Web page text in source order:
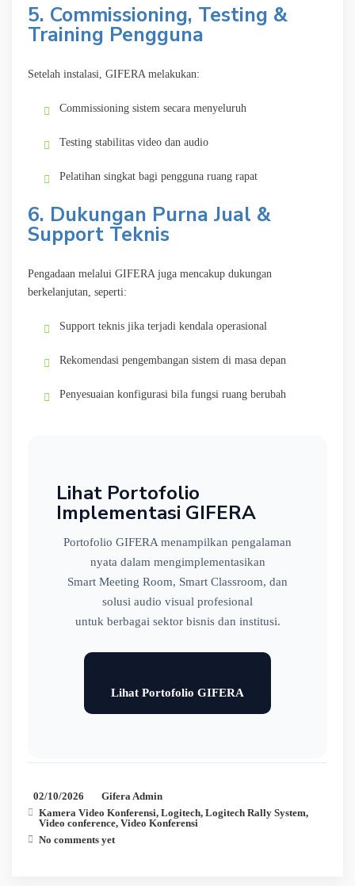
5. Commissioning, Testing &
Training Pengguna
Setelah instalasi, GIFERA melakukan:
Commissioning sistem secara menyeluruh
Testing stabilitas video dan audio
Pelatihan singkat bagi pengguna ruang rapat
6. Dukungan Purna Jual &
Support Teknis
Pengadaan melalui GIFERA juga mencakup dukungan
berkelanjutan, seperti:
Support teknis jika terjadi kendala operasional
Rekomendasi pengembangan sistem di masa depan
Penyesuaian konfigurasi bila fungsi ruang berubah
Lihat Portofolio
Implementasi GIFERA
Portofolio GIFERA menampilkan pengalaman
nyata dalam mengimplementasikan
Smart Meeting Room, Smart Classroom, dan
solusi audio visual profesional
untuk berbagai sektor bisnis dan institusi.
Lihat Portofolio GIFERA
02/10/2026
Gifera Admin
Kamera Video Konferensi, Logitech, Logitech Rally System,
Video conference, Video Konferensi
No comments yet